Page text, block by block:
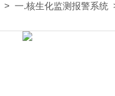
> 一.核生化监测报警系统